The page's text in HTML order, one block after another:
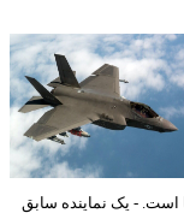
- یک نماینده سابق